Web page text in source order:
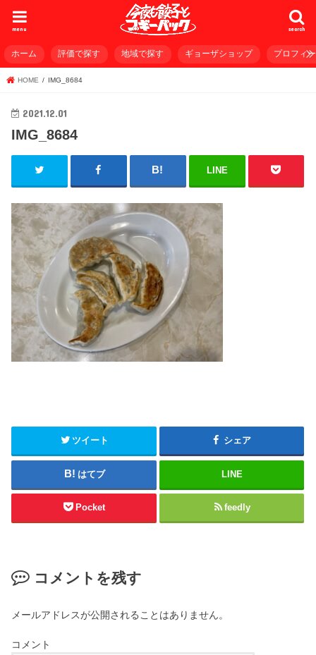
search
menu
ホーム 評価で探す 地域で探す ギョーザショップ プロフィ
HOME IMG_8684
2021.12.01
IMG_8684
LINE
ツイート シェア
はてブ LINE
Pocket feedly
コメントを残す
メールアドレスが公開されることはありません。
コメント